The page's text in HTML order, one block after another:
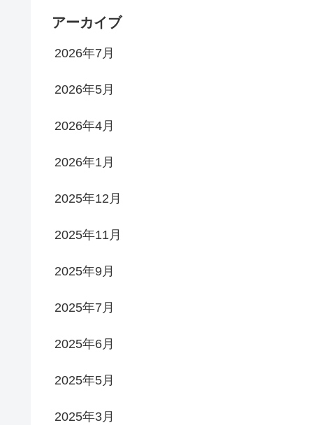
アーカイブ
2026年7月
2026年5月
2026年4月
2026年1月
2025年12月
2025年11月
2025年9月
2025年7月
2025年6月
2025年5月
2025年3月